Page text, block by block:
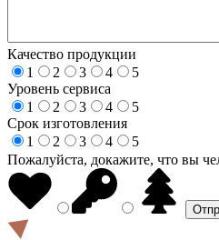
Качество продукции
1
2 3 4
5
Уровень сервиса
1
2 3 4
5
Срок изготовления
1
2 3 4
5
Пожалуйста, докажите, что вы